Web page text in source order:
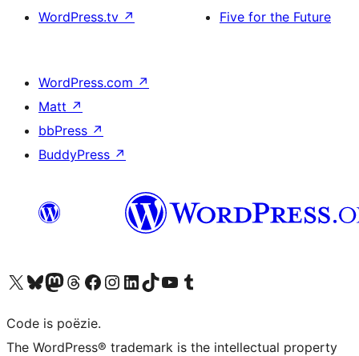
WordPress.tv ↗
Five for the Future
WordPress.com ↗
Matt ↗
bbPress ↗
BuddyPress ↗
Bezoek ons X (voorheen Twitter) account
Bezoek ons Bluesky account
Bezoek ons Mastodon account
Bezoek ons Threads account
Onze Facebook pagina bezoeken
Bezoek ons Instagram account
Bezoek ons LinkedIn account
Bezoek ons TikTok account
Bezoek ons YouTube kanaalBezoek ons Tumblr account
Code is poëzie.
The WordPress® trademark is the intellectual property